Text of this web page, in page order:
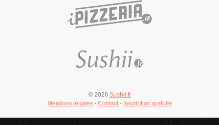
© 2026 Sushii.fr
Mentions légales- Contact- Inscription gratuite